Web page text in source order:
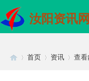
汝阳资讯网
首页 资讯 查看